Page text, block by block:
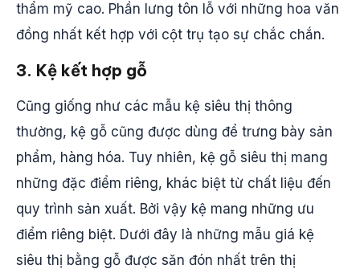
thẩm mỹ cao. Phần lưng tôn lỗ với những hoa văn
đồng nhất kết hợp với cột trụ tạo sự chắc chắn.
3. Kệ kết hợp gỗ
Cũng giống như các mẫu kệ siêu thị thông
thường, kệ gỗ cũng được dùng để trưng bày sản
phẩm, hàng hóa. Tuy nhiên, kệ gỗ siêu thị mang
những đặc điểm riêng, khác biệt từ chất liệu đến
quy trình sản xuất. Bởi vậy kệ mang những ưu
điểm riêng biệt. Dưới đây là những mẫu giá kệ
siêu thị bằng gỗ được săn đón nhất trên thị